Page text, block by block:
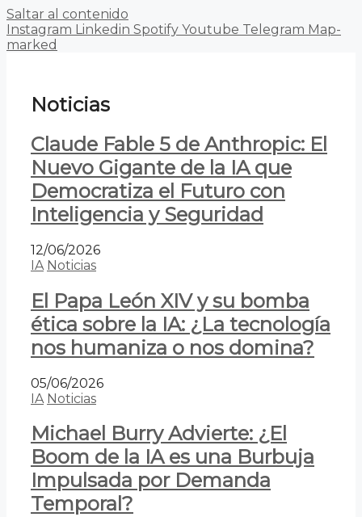
Saltar al contenido
Instagram Linkedin Spotify Youtube Telegram Map-
marked
Noticias
Claude Fable 5 de Anthropic: El
Nuevo Gigante de la IA que
Democratiza el Futuro con
Inteligencia y Seguridad
12/06/2026
IA Noticias
El Papa León XIV y su bomba
ética sobre la IA: ¿La tecnología
nos humaniza o nos domina?
05/06/2026
IA Noticias
Michael Burry Advierte: ¿El
Boom de la IA es una Burbuja
Impulsada por Demanda
Temporal?